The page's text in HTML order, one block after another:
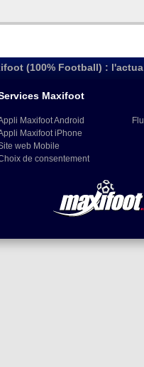
(100% Football) :
Maxifoot
Maxifoot Android
Maxifoot iPhone
web Mobile
de consentement